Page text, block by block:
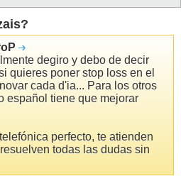
degiro y debo de decir
quieres poner stop loss en el
cada d'ia... Para los otros
español tiene que mejorar
perfecto, te atienden
todas las dudas sin